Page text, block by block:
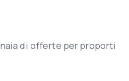
di offerte per proporti